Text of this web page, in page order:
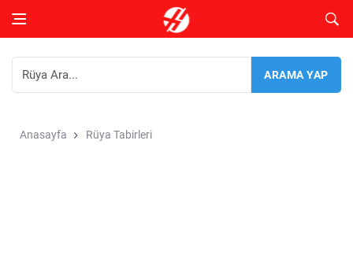
Anasayfa Rüya Tabirleri